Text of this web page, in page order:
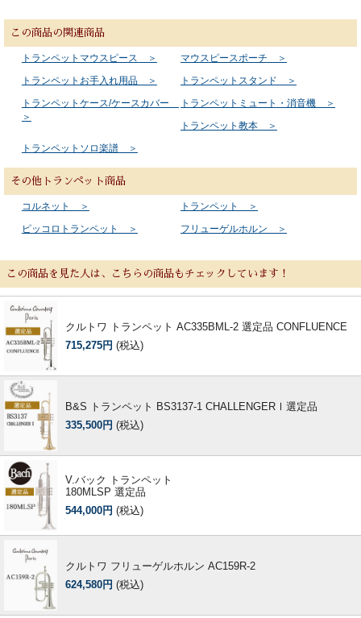
この商品の関連商品
トランペットマウスピース ＞
マウスピースポーチ ＞
トランペットお手入れ用品 ＞
トランペットスタンド ＞
トランペットケース/ケースカバー
＞
トランペットミュート・消音機 ＞
トランペット教本 ＞
トランペットソロ楽譜 ＞
その他トランペット商品
コルネット ＞
トランペット ＞
ピッコロトランペット ＞
フリューゲルホルン ＞
この商品を見た人は、こちらの商品もチェックしています！
クルトワ トランペット AC335BML-2 選定品 CONFLUENCE
715,275円 (税込)
B&S トランペット BS3137-1 CHALLENGERⅠ選定品
335,500円 (税込)
V.バック トランペット
180MLSP 選定品
544,000円 (税込)
クルトワ フリューゲルホルン AC159R-2
624,580円 (税込)